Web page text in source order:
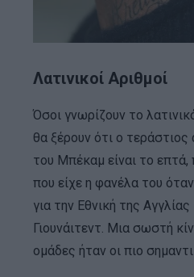
Λατινικοί Αριθμοί
Όσοι γνωρίζουν το
θα ξέρουν ότι ο
του Μπέκαμ είναι το επτά,
που είχε η φανέλα του
για την Εθνική της
Γιουνάιτεντ. Μια σωστή
ομάδες ήταν οι πιο